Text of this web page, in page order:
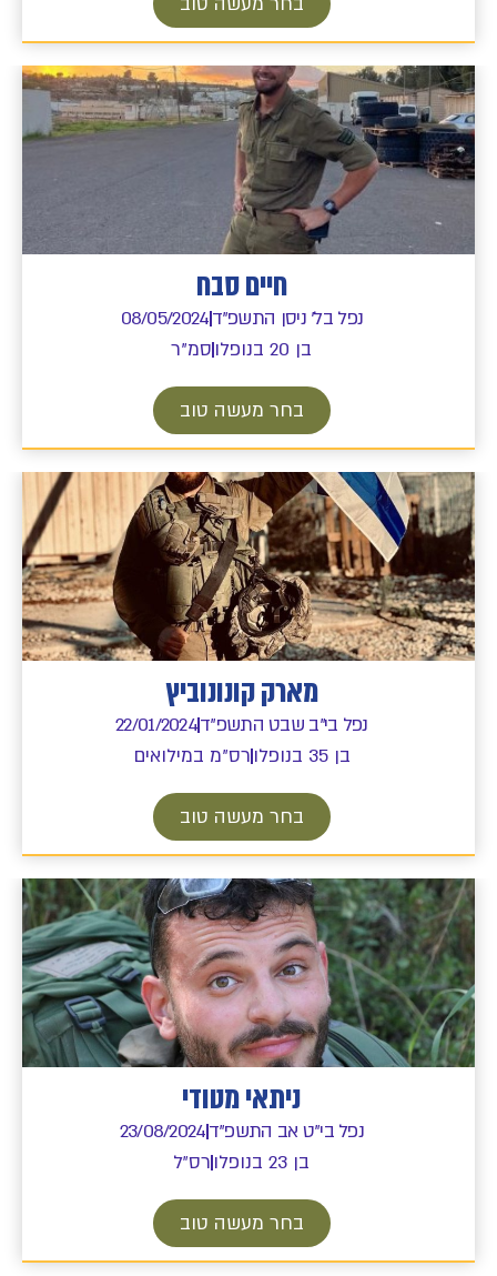
חיים סבח
נפל בל' ניסן התשפ"ד08/05/2024
בן 20 בנופלו
סמ"ר
בחר מעשה טוב
מארק קונונוביץ
נפל בי"ב שבט התשפ"ד22/01/2024
בן 35 בנופלו
רס"מ במילואים
בחר מעשה טוב
ניתאי מטודי
נפל בי"ט אב התשפ"ד23/08/2024
בן 23 בנופלו
רס״ל
בחר מעשה טוב